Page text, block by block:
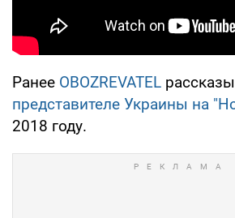
Ранее OBOZREVATEL
представителе Украины на
2018 году.